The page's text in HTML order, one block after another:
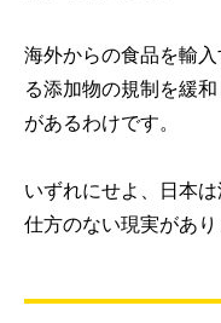
海外からの食品を輸
る添加物の規制を緩
があるわけです。
いずれにせよ、日本
仕方のない現実があり